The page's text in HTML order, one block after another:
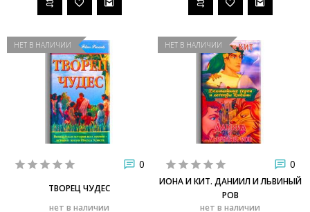
НЕТ В НАЛИЧИИ
0
ТВОРЕЦ ЧУДЕС
нет в наличии
НЕТ В НАЛИЧИИ
0
ИОНА И КИТ. ДАНИИЛ И ЛЬВИНЫЙ
РОВ
нет в наличии